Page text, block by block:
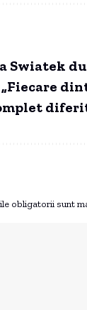
Swiatek
obligatorii sunt